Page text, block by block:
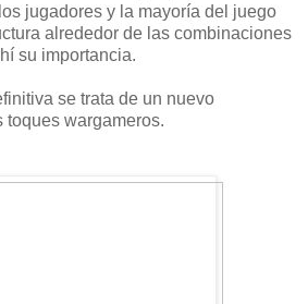
jugadores y la mayoría del juego
alrededor de las combinaciones
su importancia.
se trata de un nuevo
toques wargameros.